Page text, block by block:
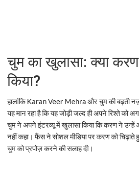
चुम का खुलासा: क्या
किया?
हालांकि Karan Veer Mehra और चुम की बढ़ती
यह मान रहा है कि यह जोड़ी जल्द ही अपने रिश्ते को
चुम ने अपने इंटरव्यू में खुलासा किया कि करण ने उन्हें
नहीं कहा। फैंस ने सोशल मीडिया पर करण को
चुम को प्रपोज़ करने की सलाह दी।